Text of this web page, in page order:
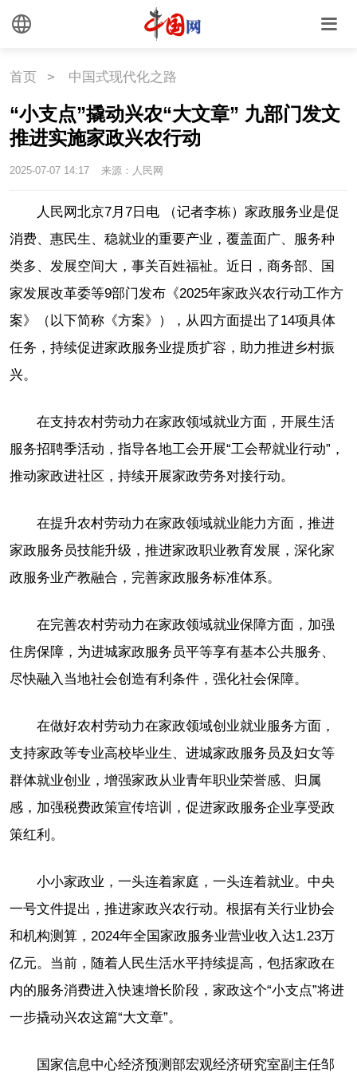
首页 > 中国式现代化之路
“小支点”撬动兴农“大文章” 九部门发文
推进实施家政兴农行动
2025-07-07 14:17 来源：人民网
人民网北京7月7日电 （记者李栋）家政服务业是促
消费、惠民生、稳就业的重要产业，覆盖面广、服务种
类多、发展空间大，事关百姓福祉。近日，商务部、国
家发展改革委等9部门发布《2025年家政兴农行动工作方
案》（以下简称《方案》），从四方面提出了14项具体
任务，持续促进家政服务业提质扩容，助力推进乡村振
兴。
在支持农村劳动力在家政领域就业方面，开展生活
服务招聘季活动，指导各地工会开展“工会帮就业行动”，
推动家政进社区，持续开展家政劳务对接行动。
在提升农村劳动力在家政领域就业能力方面，推进
家政服务员技能升级，推进家政职业教育发展，深化家
政服务业产教融合，完善家政服务标准体系。
在完善农村劳动力在家政领域就业保障方面，加强
住房保障，为进城家政服务员平等享有基本公共服务、
尽快融入当地社会创造有利条件，强化社会保障。
在做好农村劳动力在家政领域创业就业服务方面，
支持家政等专业高校毕业生、进城家政服务员及妇女等
群体就业创业，增强家政从业青年职业荣誉感、归属
感，加强税费政策宣传培训，促进家政服务企业享受政
策红利。
小小家政业，一头连着家庭，一头连着就业。中央
一号文件提出，推进家政兴农行动。根据有关行业协会
和机构测算，2024年全国家政服务业营业收入达1.23万
亿元。当前，随着人民生活水平持续提高，包括家政在
内的服务消费进入快速增长阶段，家政这个“小支点”将进
一步撬动兴农这篇“大文章”。
国家信息中心经济预测部宏观经济研究室副主任邹